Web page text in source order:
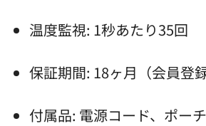
温度監視: 1秒あたり35回
保証期間: 18ヶ月（会員登
付属品: 電源コード、ポー